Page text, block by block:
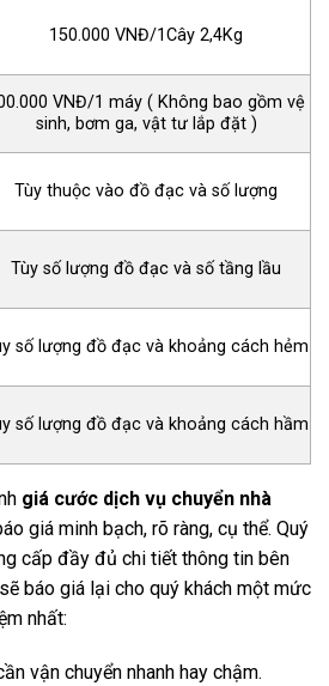
150.000 VNĐ/1Cây 2,4Kg
VNĐ/1 máy ( Không bao gồm vệ
sinh, bơm ga, vật tư lắp đặt )
Tùy thuộc vào đồ đạc và số lượng
Tùy số lượng đồ đạc và số tầng lầu
số lượng đồ đạc và khoảng cách hẻm
số lượng đồ đạc và khoảng cách hầm
giá cước dịch vụ chuyển nhà
giá minh bạch, rõ ràng, cụ thể. Quý
cấp đầy đủ chi tiết thông tin bên
báo giá lại cho quý khách một mức
nhất:
vận chuyển nhanh hay chậm.